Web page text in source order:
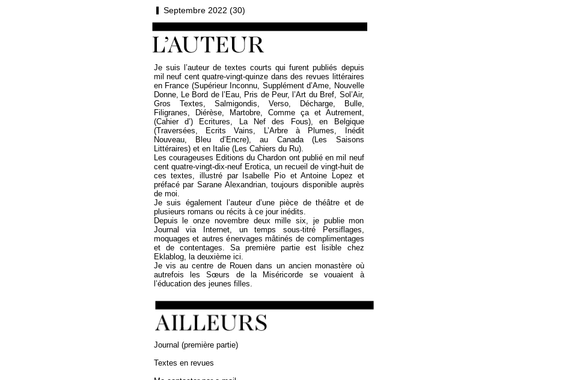
Septembre 2022 (30)
Je suis l’auteur de textes courts qui furent publiés depuis
mil neuf cent quatre-vingt-quinze dans des revues littéraires
en France (Supérieur Inconnu, Supplément d’Ame, Nouvelle
Donne, Le Bord de l’Eau, Pris de Peur, l’Art du Bref, Sol’Air,
Gros Textes, Salmigondis, Verso, Décharge, Bulle,
Filigranes, Diérèse, Martobre, Comme ça et Autrement,
(Cahier d’) Ecritures, La Nef des Fous), en Belgique
(Traversées, Ecrits Vains, L’Arbre à Plumes, Inédit
Nouveau, Bleu d’Encre), au Canada (Les Saisons
Littéraires) et en Italie (Les Cahiers du Ru).
Les courageuses Editions du Chardon ont publié en mil neuf
cent quatre-vingt-dix-neuf Erotica, un recueil de vingt-huit de
ces textes, illustré par Isabelle Pio et Antoine Lopez et
préfacé par Sarane Alexandrian, toujours disponible auprès
de moi.
Je suis également l’auteur d’une pièce de théâtre et de
plusieurs romans ou récits à ce jour inédits.
Depuis le onze novembre deux mille six, je publie mon
Journal via Internet, un temps sous-titré Persiflages,
moquages et autres énervages mâtinés de complimentages
et de contentages. Sa première partie est lisible chez
Eklablog, la deuxième ici.
Je vis au centre de Rouen dans un ancien monastère où
autrefois les Sœurs de la Miséricorde se vouaient à
l’éducation des jeunes filles.
Journal (première partie)
Textes en revues